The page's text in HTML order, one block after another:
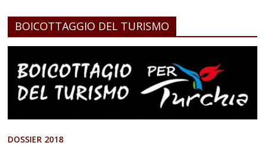
BOICOTTAGGIO DEL TURISMO
DOSSIER 2018